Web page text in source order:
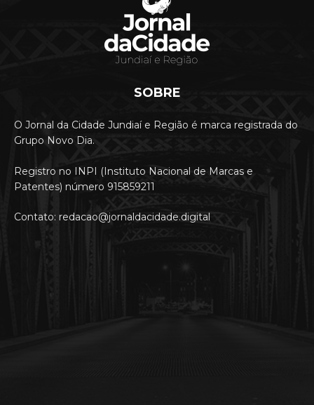
SOBRE
O Jornal da Cidade Jundiaí e Região é marca registrada do
Grupo Novo Dia.
Registro no INPI (Instituto Nacional de Marcas e
Patentes) número 915859211
Contato: redacao@jornaldacidade.digital